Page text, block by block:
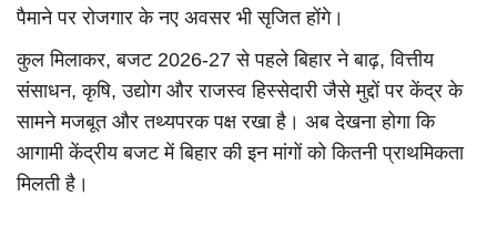
पैमाने पर रोजगार के नए अवसर भी सृजित होंगे।
कुल मिलाकर, बजट 2026-27 से पहले बिहार ने बाढ़, वित्तीय
संसाधन, कृषि, उद्योग और राजस्व हिस्सेदारी जैसे मुद्दों पर केंद्र के
सामने मजबूत और तथ्यपरक पक्ष रखा है। अब देखना होगा कि
आगामी केंद्रीय बजट में बिहार की इन मांगों को कितनी प्राथमिकता
मिलती है।